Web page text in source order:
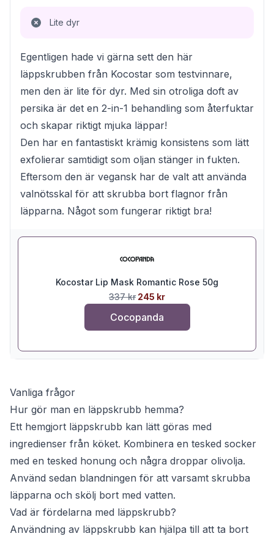
Lite dyr
Egentligen hade vi gärna sett den här
läppskrubben från Kocostar som testvinnare,
men den är lite för dyr. Med sin otroliga doft av
persika är det en 2-in-1 behandling som återfuktar
och skapar riktigt mjuka läppar!
Den har en fantastiskt krämig konsistens som lätt
exfolierar samtidigt som oljan stänger in fukten.
Eftersom den är vegansk har de valt att använda
valnötsskal för att skrubba bort flagnor från
läpparna. Något som fungerar riktigt bra!
Kocostar Lip Mask Romantic Rose 50g
337 kr 245 kr
Cocopanda
Vanliga frågor
Hur gör man en läppskrubb hemma?
Ett hemgjort läppskrubb kan lätt göras med
ingredienser från köket. Kombinera en tesked socker
med en tesked honung och några droppar olivolja.
Använd sedan blandningen för att varsamt skrubba
läpparna och skölj bort med vatten.
Vad är fördelarna med läppskrubb?
Användning av läppskrubb kan hjälpa till att ta bort